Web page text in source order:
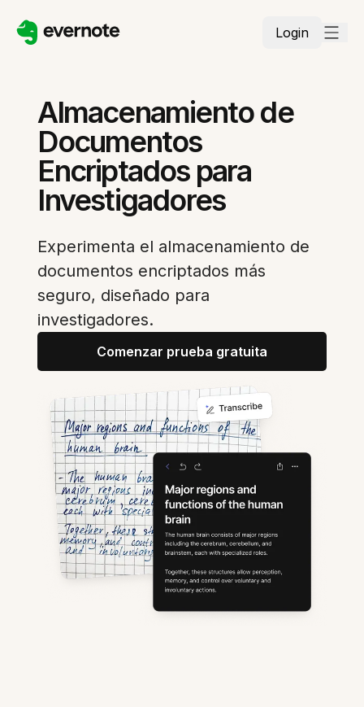
Login
Almacenamiento de
Documentos
Encriptados para
Investigadores
Experimenta el almacenamiento de
documentos encriptados más
seguro, diseñado para
investigadores.
Comenzar prueba gratuita